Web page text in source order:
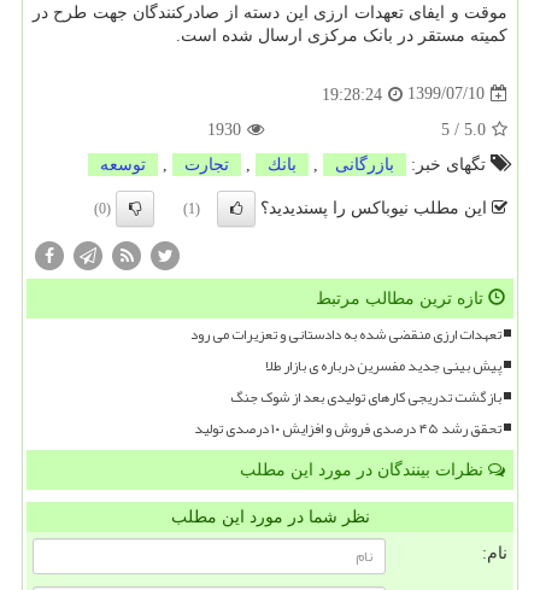
موقت و ایفای تعهدات ارزی این دسته از صادرکنندگان جهت طرح در
کمیته مستقر در بانک مرکزی ارسال شده است.
1399/07/10
19:28:24
5.0
/
5
1930
تگهای خبر:
بازرگانی بانك تجارت توسعه
این مطلب نیوباکس را پسندیدید؟ (1)
(0)
تازه ترین مطالب مرتبط
تعهدات ارزی منقضی شده به دادستانی و تعزیرات می رود
پیش بینی جدید مفسرین درباره ی بازار طلا
بازگشت تدریجی کارهای تولیدی بعد از شوک جنگ
تحقق رشد ۴۵ درصدی فروش و افزایش ۱۰ درصدی تولید
نظرات بینندگان در مورد این مطلب
نظر شما در مورد این مطلب
نام: